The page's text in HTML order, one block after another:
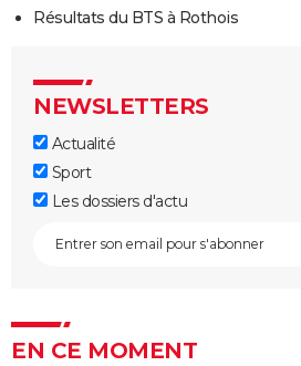
Résultats du BTS à Rothois
NEWSLETTERS
Actualité
Sport
Les dossiers d'actu
EN CE MOMENT